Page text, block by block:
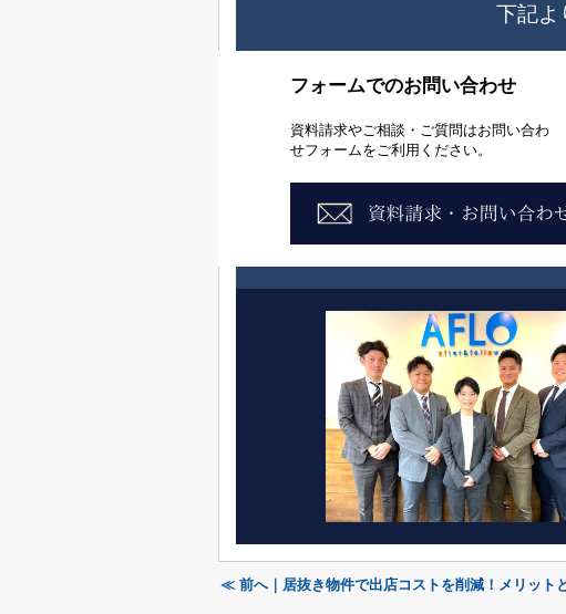
下記よ
フォームでのお問い合わせ
資料請求やご相談・ご質問はお問い合わ
せフォームをご利用ください。
≪ 前へ｜居抜き物件で出店コストを削減！メリット